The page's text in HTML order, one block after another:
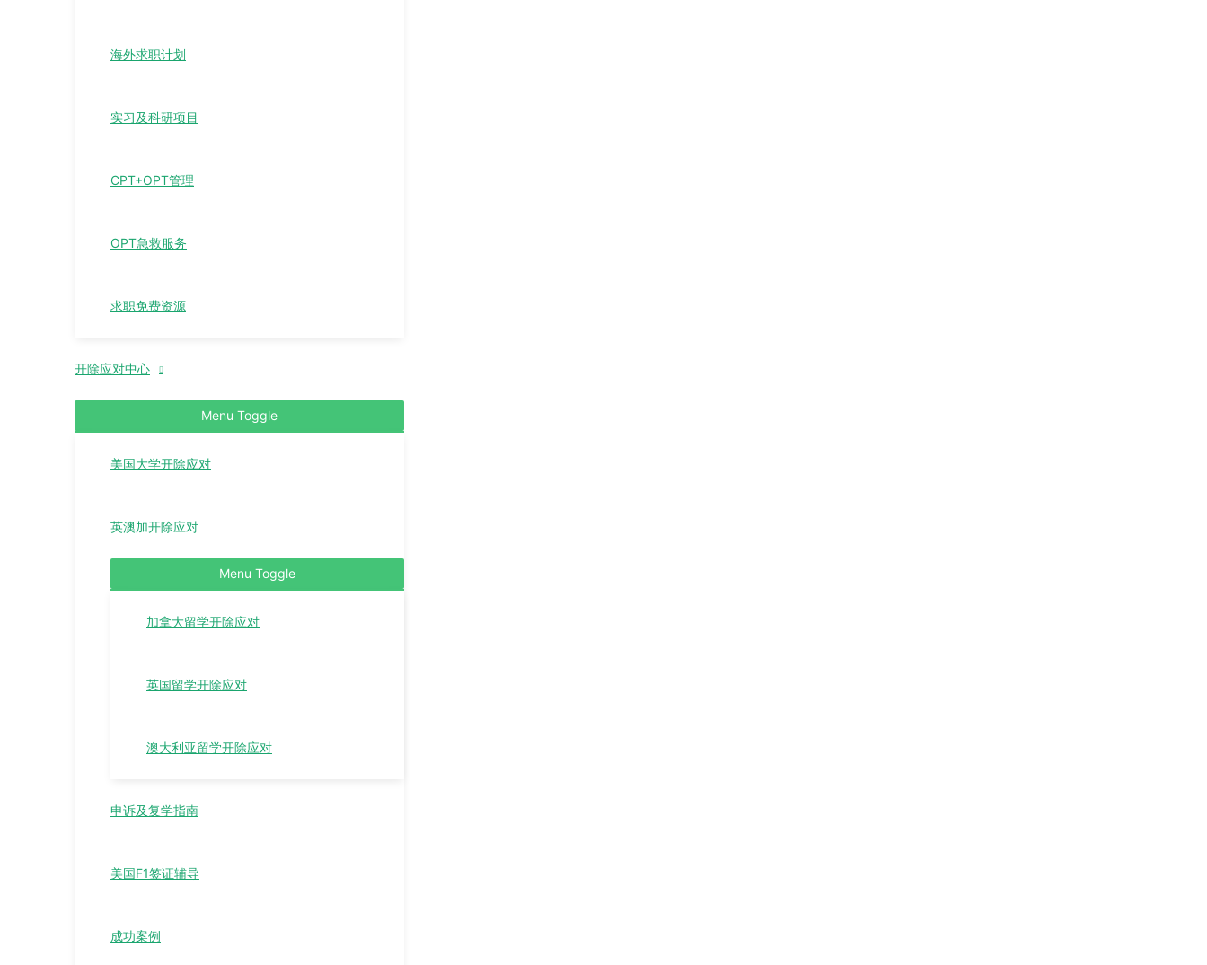
海外求职计划
实习及科研项目
CPT+OPT管理
OPT急救服务
求职免费资源
开除应对中心
Menu Toggle
美国大学开除应对
英澳加开除应对
Menu Toggle
加拿大留学开除应对
英国留学开除应对
澳大利亚留学开除应对
申诉及复学指南
美国F1签证辅导
成功案例